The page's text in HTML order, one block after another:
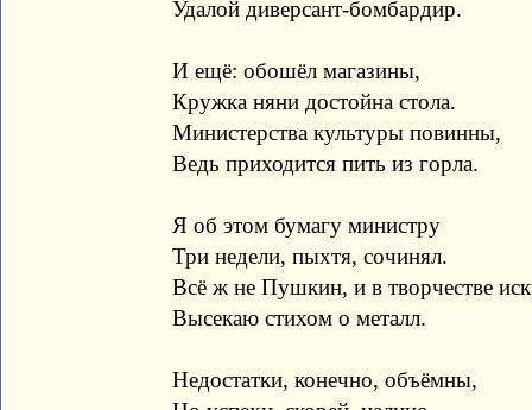
Удалой диверсант-бомбардир.
И ещё: обошёл магазины,
Кружка няни достойна стола.
Министерства культуры повинны,
Ведь приходится пить из горла.
Я об этом бумагу министру
Три недели, пыхтя, сочинял.
Всё ж не Пушкин, и в творчестве
Высекаю стихом о металл.
Недостатки, конечно, объёмны,